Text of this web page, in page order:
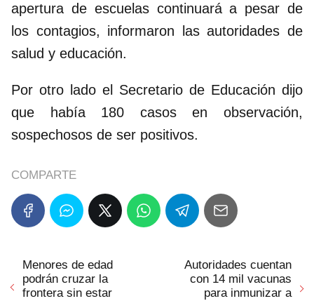
apertura de escuelas continuará a pesar de
los contagios, informaron las autoridades de
salud y educación.
Por otro lado el Secretario de Educación dijo
que había 180 casos en observación,
sospechosos de ser positivos.
COMPARTE
Menores de edad
podrán cruzar la
frontera sin estar
Autoridades cuentan
con 14 mil vacunas
para inmunizar a